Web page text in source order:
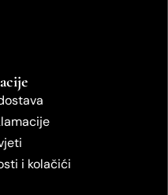
i kolačići